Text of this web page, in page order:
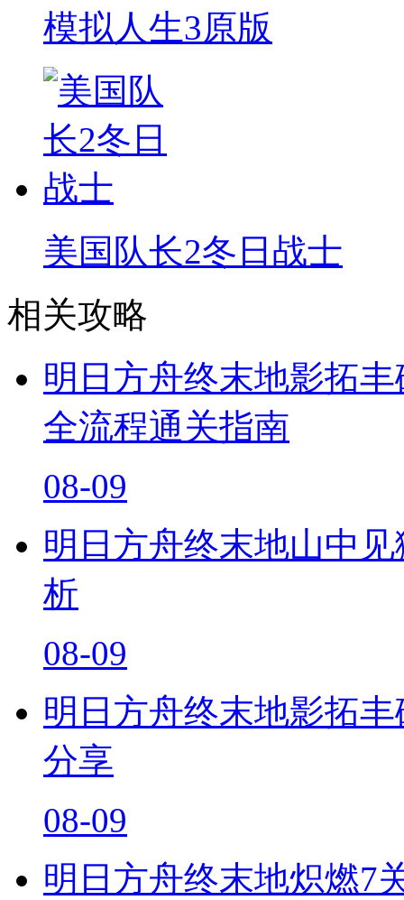
模拟人生3原版
美国队长2冬日战士
相关攻略
明日方舟终末地影拓
全流程通关指南
08-09
明日方舟终末地山中
析
08-09
明日方舟终末地影拓
分享
08-09
明日方舟终末地炽燃7